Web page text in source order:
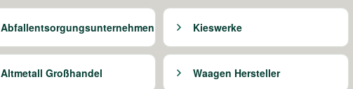
Abfallentsorgungsunternehmen Kieswerke
Altmetall Großhandel Waagen Hersteller